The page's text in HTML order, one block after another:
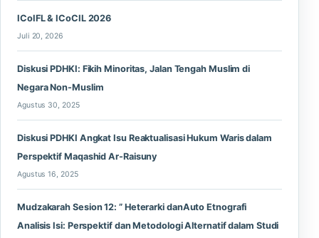
ICoIFL & ICoCIL 2026
Juli 20, 2026
Diskusi PDHKI: Fikih Minoritas, Jalan Tengah Muslim di
Negara Non-Muslim
Agustus 30, 2025
Diskusi PDHKI Angkat Isu Reaktualisasi Hukum Waris dalam
Perspektif Maqashid Ar-Raisuny
Agustus 16, 2025
Mudzakarah Sesion 12: ” Heterarki danAuto Etnografi
Analisis Isi: Perspektif dan Metodologi Alternatif dalam Studi